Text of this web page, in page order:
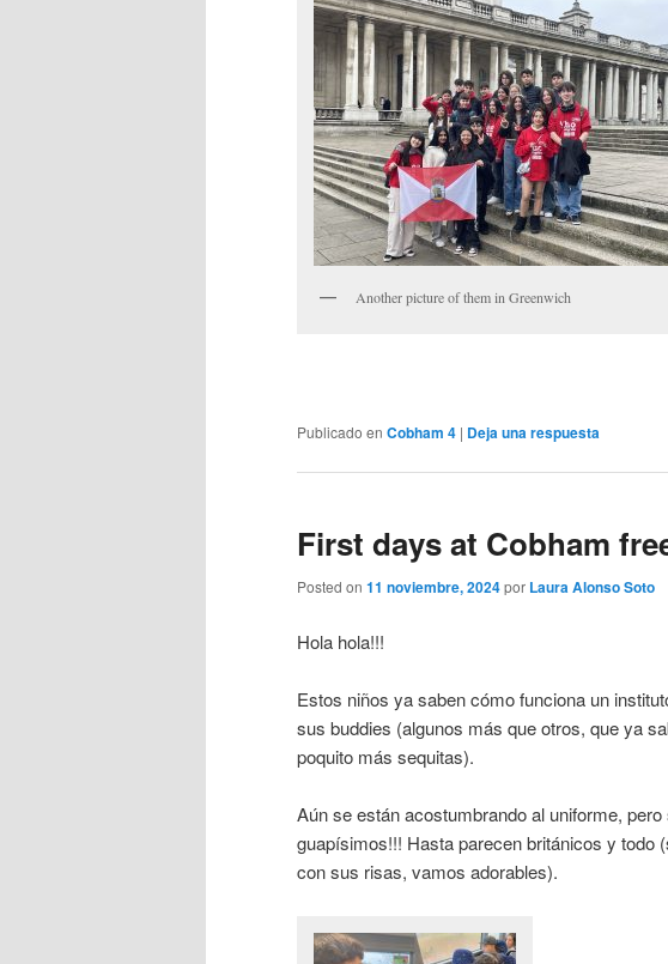
Another picture of them in Greenwich
Publicado en Cobham 4 | Deja una respuesta
First days at Cobham
Posted on 11 noviembre, 2024por Laura Alonso Soto
Hola hola!!!
Estos niños ya saben cómo funciona un
sus buddies (algunos más que otros, que ya
poquito más sequitas).
Aún se están acostumbrando al uniforme,
guapísimos!!! Hasta parecen británicos y todo
con sus risas, vamos adorables).